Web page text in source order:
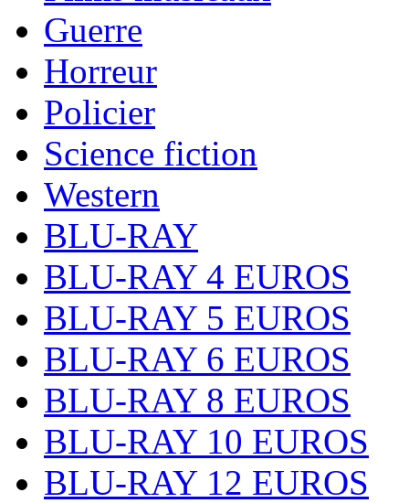
Guerre
Horreur
Policier
Science fiction
Western
BLU-RAY
BLU-RAY 4 EUROS
BLU-RAY 5 EUROS
BLU-RAY 6 EUROS
BLU-RAY 8 EUROS
BLU-RAY 10 EUROS
BLU-RAY 12 EUROS